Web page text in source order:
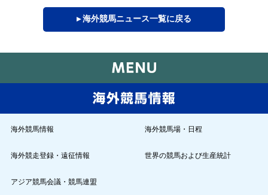
▸ 海外競馬ニュース一覧に戻る
海外競馬情報 海外競馬場・日程
海外競走登録・遠征情報 世界の競馬および生産統計
アジア競馬会議・競馬連盟